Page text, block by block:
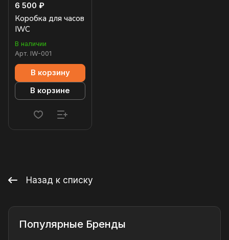
6 500 ₽
Коробка для часов
IWC
В наличии
Арт. IW-001
В корзину
В корзине
Назад к списку
Популярные Бренды